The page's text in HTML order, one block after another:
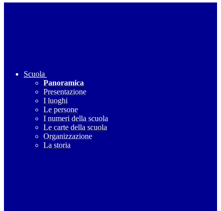
Scuola
Panoramica
Presentazione
I luoghi
Le persone
I numeri della scuola
Le carte della scuola
Organizzazione
La storia